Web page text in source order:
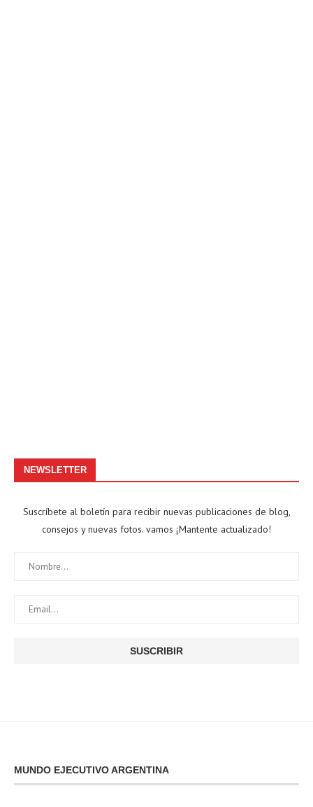
NEWSLETTER
Suscríbete al boletín para recibir nuevas publicaciones de blog,
consejos y nuevas fotos. vamos ¡Mantente actualizado!
MUNDO EJECUTIVO ARGENTINA